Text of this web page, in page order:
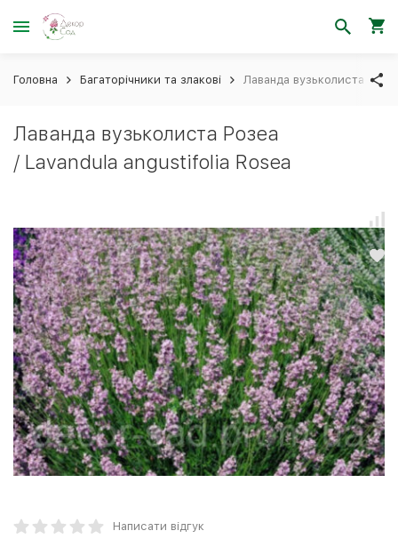
Головна Багаторічники та злакові Лаванда вузьколиста
Лаванда вузьколиста Розеа
/ Lavandula angustifolia Rosea
Написати відгук